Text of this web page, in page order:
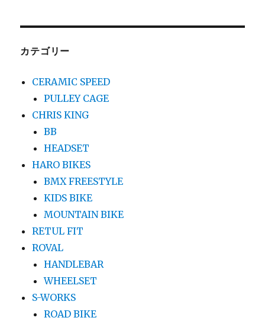
象:
カテゴリー
CERAMIC SPEED
PULLEY CAGE
CHRIS KING
BB
HEADSET
HARO BIKES
BMX FREESTYLE
KIDS BIKE
MOUNTAIN BIKE
RETUL FIT
ROVAL
HANDLEBAR
WHEELSET
S-WORKS
ROAD BIKE